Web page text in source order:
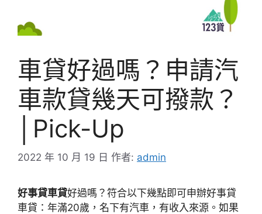
車貸好過嗎？申請汽
車款貸幾天可撥款？
│Pick-Up
2022 年 10 月 19 日 作者: admin
好事貸車貸好過嗎？符合以下幾點即可申辦好事貸
車貸：年滿20歲，名下有汽車，有收入來源。如果